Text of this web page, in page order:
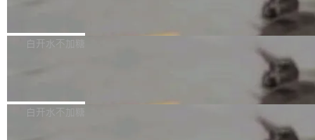
不得生成涉及安全性的关键变更，除非作者本身
36个月。 公告显示，本次宇树科技战略配售对
员工参与设立的专项资产管理计划。其中，Dee
Bug fixes and enhancements 修复多次传递同
一个回归问题，该问题导致拉取镜像时会拒绝包
白开水不加糖
e 孵化器项目管理委员会（IPMC）投票中获得
白开水不加糖